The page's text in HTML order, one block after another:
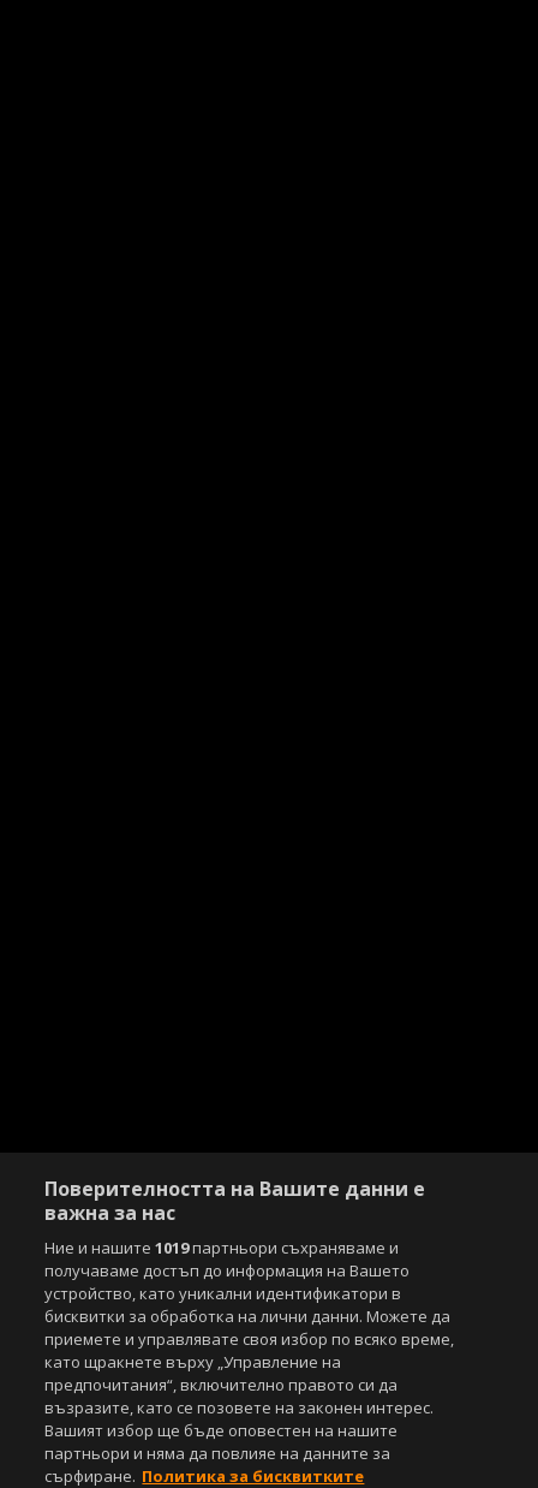
Поверителността на Вашите данни е
важна за нас
Ние и нашите1019партньори съхраняваме и
получаваме достъп до информация на Вашето
устройство, като уникални идентификатори в
бисквитки за обработка на лични данни. Можете да
приемете и управлявате своя избор по всяко време,
като щракнете върху „Управление на
предпочитания“, включително правото си да
възразите, като се позовете на законен интерес.
Вашият избор ще бъде оповестен на нашите
партньори и няма да повлияе на данните за
сърфиране. Политика за бисквитките